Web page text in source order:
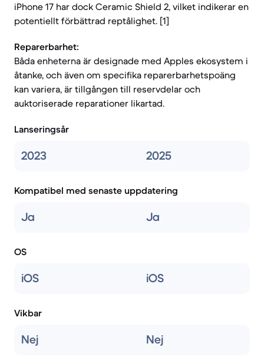
iPhone 17 har dock Ceramic Shield 2, vilket indikerar en
potentiellt förbättrad reptålighet. [1]
Reparerbarhet:
Båda enheterna är designade med Apples ekosystem i
åtanke, och även om specifika reparerbarhetspoäng
kan variera, är tillgången till reservdelar och
auktoriserade reparationer likartad.
Lanseringsår
2023 2025
Kompatibel med senaste uppdatering
Ja Ja
OS
iOS iOS
Vikbar
Nej Nej